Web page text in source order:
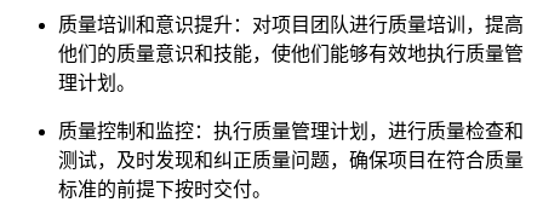
质量培训和意识提升：对项目团队进行质量培训，提高
他们的质量意识和技能，使他们能够有效地执行质量管
理计划。
质量控制和监控：执行质量管理计划，进行质量检查和
测试，及时发现和纠正质量问题，确保项目在符合质量
标准的前提下按时交付。